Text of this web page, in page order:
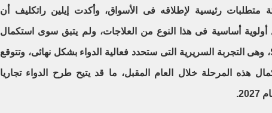
متطلبات رئيسية لإطلاقه فى الأسواق، وأكدت إيلين راتكليف أن
أولوية أساسية فى هذا النوع من العلاجات، ولم يتبق سوى استكمال
دراسة STAY، وهى التجربة السريرية التى ستحدد فعالية الدواء بشكل نهائى، وتتوقع
هذه المرحلة خلال العام المقبل، ما قد يتيح طرح الدواء تجاريا